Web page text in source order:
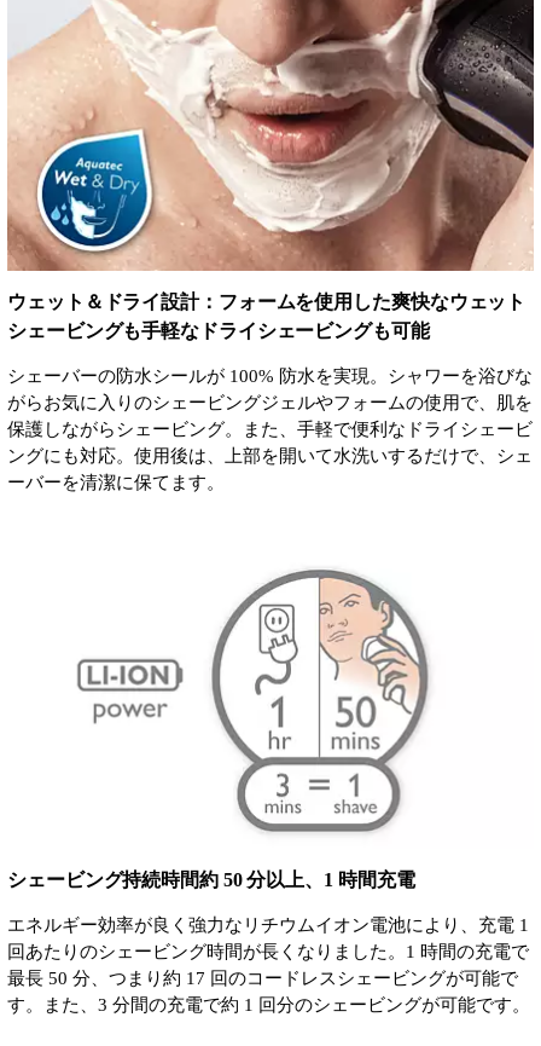
ウェット＆ドライ設計：フォームを使用した爽快なウェット
シェービングも手軽なドライシェービングも可能
シェーバーの防水シールが 100% 防水を実現。シャワーを浴びな
がらお気に入りのシェービングジェルやフォームの使用で、肌を
保護しながらシェービング。また、手軽で便利なドライシェービ
ングにも対応。使用後は、上部を開いて水洗いするだけで、シェ
ーバーを清潔に保てます。
シェービング持続時間約 50 分以上、1 時間充電
エネルギー効率が良く強力なリチウムイオン電池により、充電 1
回あたりのシェービング時間が長くなりました。1 時間の充電で
最長 50 分、つまり約 17 回のコードレスシェービングが可能で
す。また、3 分間の充電で約 1 回分のシェービングが可能です。